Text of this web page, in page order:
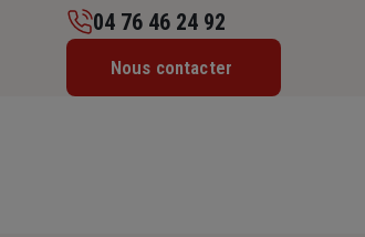
Mardi : 09h – 12h30 / 14h – 17h30
04 76 46 24 92
Nous contacter